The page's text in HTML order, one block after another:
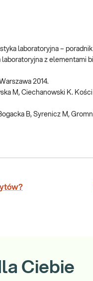
laboratoryjna –
laboratoryjna z
2014.
M, Ciechanowski K.
B, Syrenicz M,
Ciebie